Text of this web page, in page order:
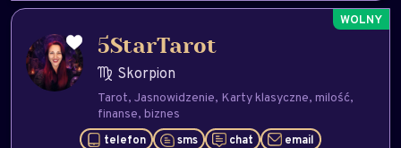
5StarTarot
Skorpion
Tarot Jasnowidzenie Karty klasyczne milość
finanse biznes
telefon sms chat email